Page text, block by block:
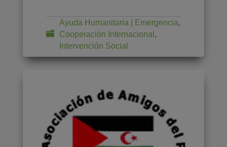
Ayuda Humanitaria | Emergencia,
Cooperación Internacional ,
Intervención Social